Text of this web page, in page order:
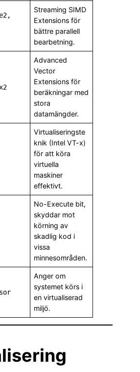
Streaming SIMD
Extensions för
bättre parallell
bearbetning.
Advanced
Vector
Extensions för
beräkningar med
stora
datamängder.
Virtualiseringste
knik (Intel VT-x)
för att köra
virtuella
maskiner
effektivt.
No-Execute bit,
skyddar mot
körning av
skadlig kod i
vissa
minnesområden.
Anger om
systemet körs i
en virtualiserad
miljö.